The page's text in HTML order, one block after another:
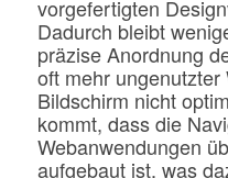
vorgefertigten
Dadurch bleibt
präzise Anordnung
oft mehr
Bildschirm nicht
kommt, dass die
Webanwendungen
aufgebaut ist, was